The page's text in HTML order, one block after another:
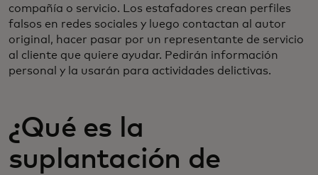
compañía o servicio. Los estafadores crean perfiles
falsos en redes sociales y luego contactan al autor
original, hacer pasar por un representante de servicio
al cliente que quiere ayudar. Pedirán información
personal y la usarán para actividades delictivas.
¿Qué es la
suplantación de